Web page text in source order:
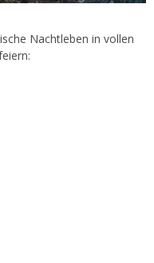
Nachtleben in vollen